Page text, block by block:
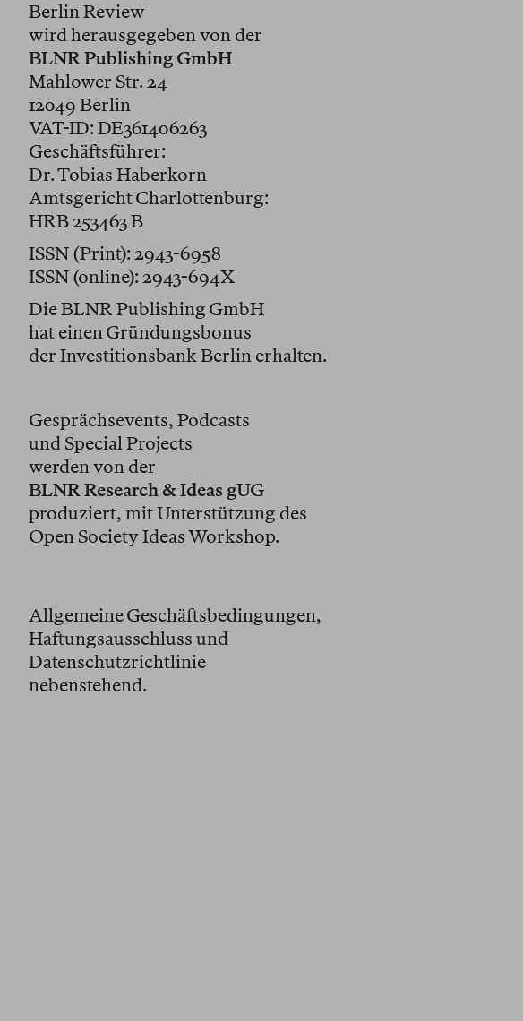
Berlin Review
wird herausgegeben von der
BLNR Publishing GmbH
Mahlower Str. 24
12049 Berlin
VAT-ID: DE361406263
Geschäftsführer:
Dr. Tobias Haberkorn
Amtsgericht Charlottenburg:
HRB 253463 B
ISSN (Print): 2943-6958
ISSN (online): 2943-694X
Die BLNR Publishing GmbH
hat einen Gründungsbonus
der Investitionsbank Berlin erhalten.
Gesprächsevents, Podcasts
und Special Projects
werden von der
BLNR Research & Ideas gUG
produziert, mit Unterstützung des
Open Society Ideas Workshop.
Allgemeine Geschäftsbedingungen,
Haftungsausschluss und
Datenschutzrichtlinie
nebenstehend.